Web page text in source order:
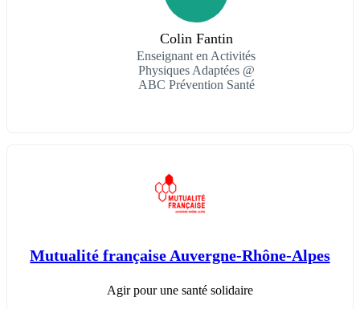
Colin Fantin
Enseignant en Activités
Physiques Adaptées @
ABC Prévention Santé
Mutualité française Auvergne-Rhône-Alpes
Agir pour une santé solidaire